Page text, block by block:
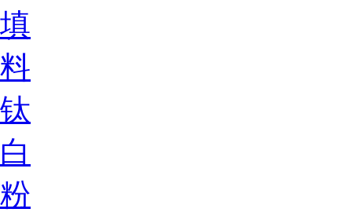
填
料
钛
白
粉